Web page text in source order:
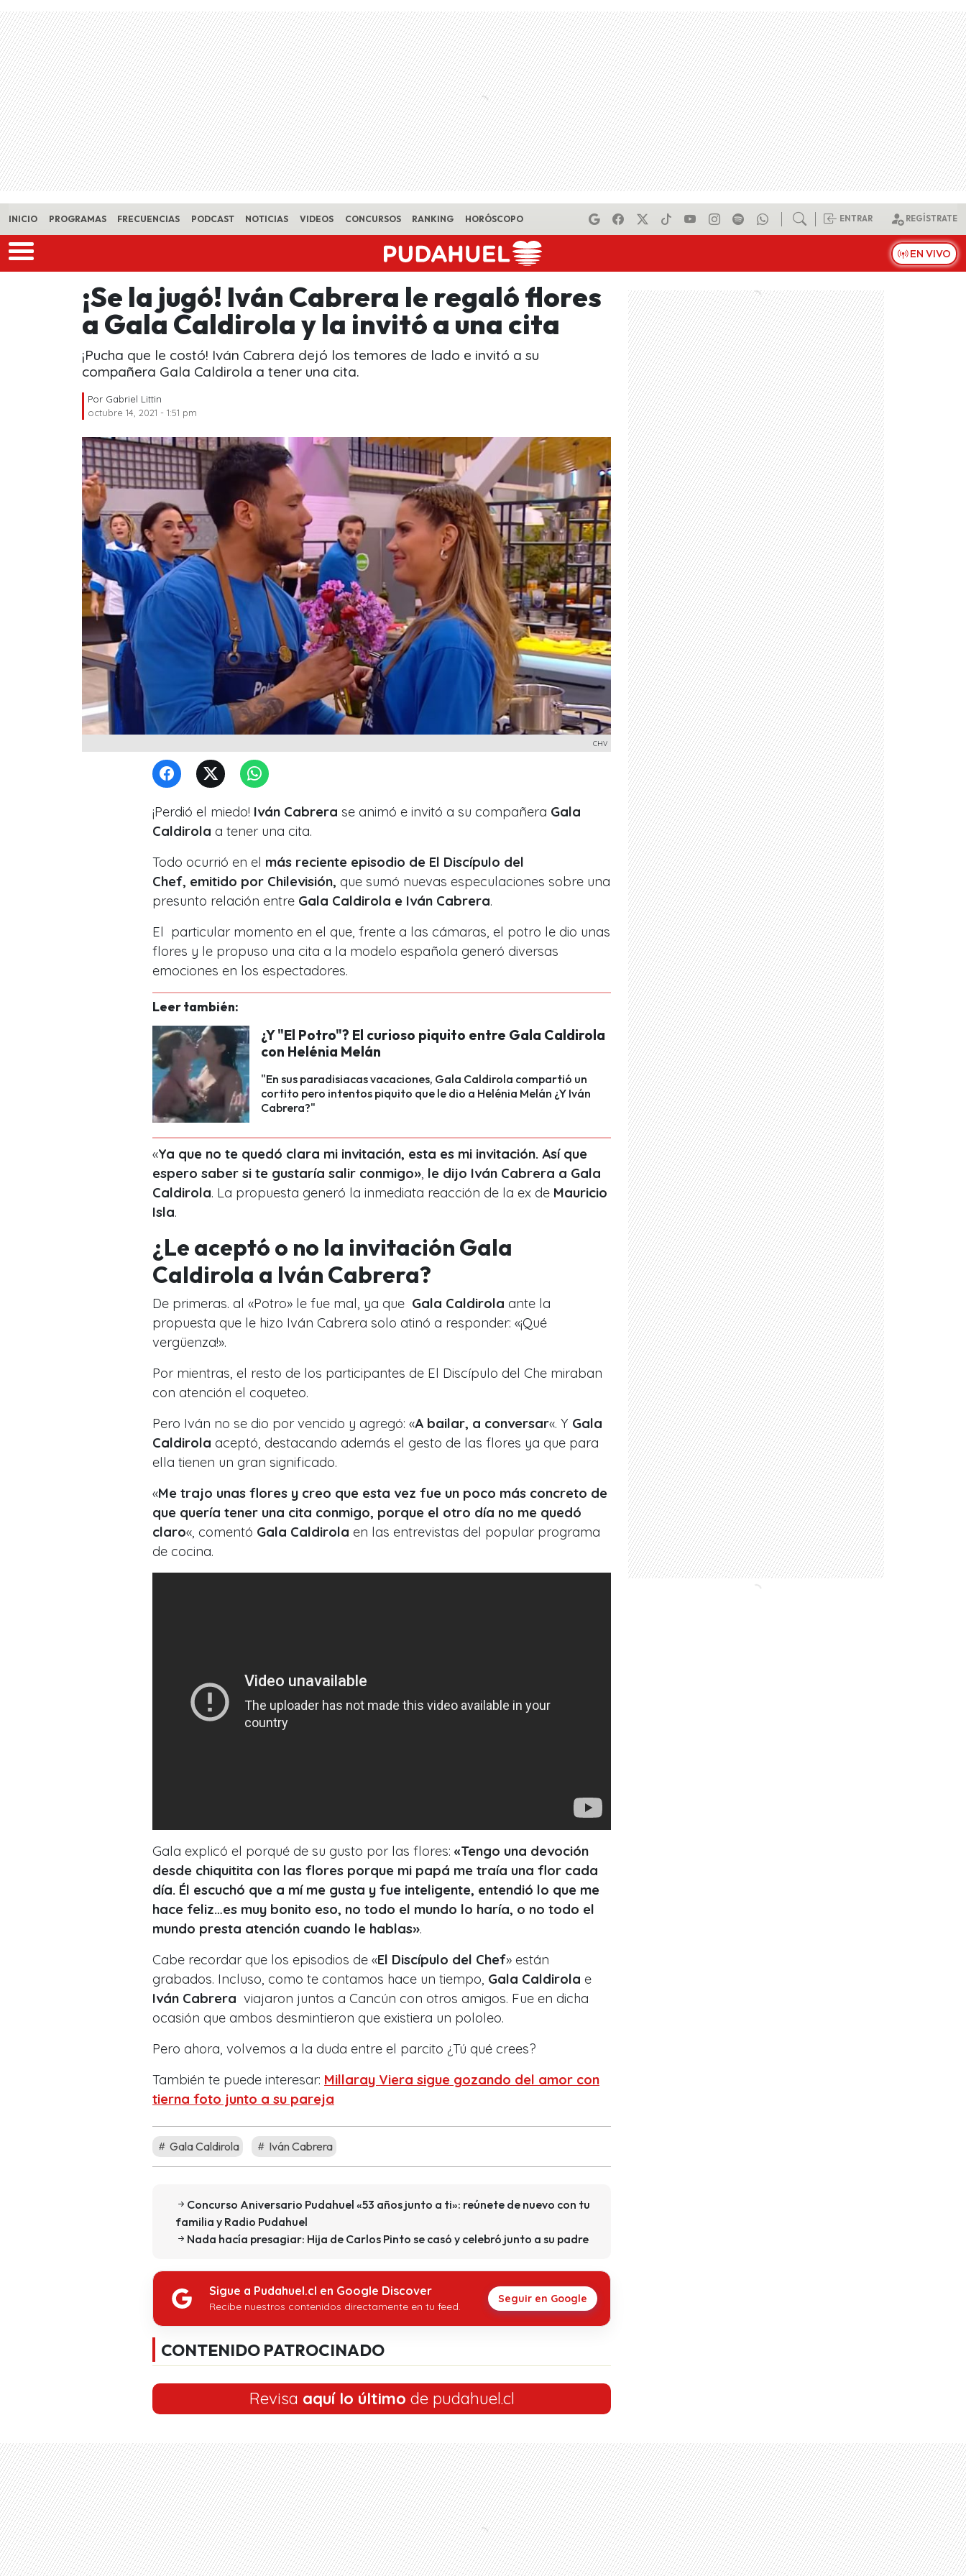
Skip to main content
INICIO PROGRAMAS FRECUENCIAS PODCAST NOTICIAS VIDEOS CONCURSOS RANKING HORÓSCOPO ENTRAR REGÍSTRATE
EN VIVO
¡Se la jugó! Iván Cabrera le regaló flores
a Gala Caldirola y la invitó a una cita
¡Pucha que le costó! Iván Cabrera dejó los temores de lado e invitó a su
compañera Gala Caldirola a tener una cita.
Por Gabriel Littin
octubre 14, 2021 - 1:51 pm
CHV
¡Perdió el miedo! Iván Cabrera se animó e invitó a su compañera Gala
Caldirola a tener una cita.
Todo ocurrió en el más reciente episodio de El Discípulo del
Chef, emitido por Chilevisión, que sumó nuevas especulaciones sobre una
presunto relación entre Gala Caldirola e Iván Cabrera.
El particular momento en el que, frente a las cámaras, el potro le dio unas
flores y le propuso una cita a la modelo española generó diversas
emociones en los espectadores.
Leer también:
¿Y "El Potro"? El curioso piquito entre Gala Caldirola
con Helénia Melán
"En sus paradisiacas vacaciones, Gala Caldirola compartió un
cortito pero intentos piquito que le dio a Helénia Melán ¿Y Iván
Cabrera?"
«Ya que no te quedó clara mi invitación, esta es mi invitación. Así que
espero saber si te gustaría salir conmigo» le dijo Iván Cabrera a Gala
Caldirola. La propuesta generó la inmediata reacción de la ex de Mauricio
Isla.
¿Le aceptó o no la invitación Gala
Caldirola a Iván Cabrera?
De primeras. al «Potro» le fue mal, ya que Gala Caldirola ante la
propuesta que le hizo Iván Cabrera solo atinó a responder: «¡Qué
vergüenza!».
Por mientras, el resto de los participantes de El Discípulo del Che miraban
con atención el coqueteo.
Pero Iván no se dio por vencido y agregó: «A bailar, a conversar«. Y Gala
Caldirola aceptó, destacando además el gesto de las flores ya que para
ella tienen un gran significado.
«Me trajo unas flores y creo que esta vez fue un poco más concreto de
que quería tener una cita conmigo, porque el otro día no me quedó
claro«, comentó Gala Caldirola en las entrevistas del popular programa
de cocina.
Gala explicó el porqué de su gusto por las flores: «Tengo una devoción
desde chiquitita con las flores porque mi papá me traía una flor cada
día. Él escuchó que a mí me gusta y fue inteligente, entendió lo que me
hace feliz…es muy bonito eso, no todo el mundo lo haría, o no todo el
mundo presta atención cuando le hablas».
Cabe recordar que los episodios de «El Discípulo del Chef» están
grabados. Incluso, como te contamos hace un tiempo, Gala Caldirola e
Iván Cabrera viajaron juntos a Cancún con otros amigos. Fue en dicha
ocasión que ambos desmintieron que existiera un pololeo.
Pero ahora, volvemos a la duda entre el parcito ¿Tú qué crees?
También te puede interesar: Millaray Viera sigue gozando del amor con
tierna foto junto a su pareja
Gala Caldirola Iván Cabrera
Concurso Aniversario Pudahuel «53 años junto a ti»: reúnete de nuevo con tu
familia y Radio Pudahuel
Nada hacía presagiar: Hija de Carlos Pinto se casó y celebró junto a su padre
Sigue a Pudahuel.cl en Google Discover
Recibe nuestros contenidos directamente en tu feed.
Seguir en Google
CONTENIDO PATROCINADO
Revisa aquí lo último de pudahuel.cl